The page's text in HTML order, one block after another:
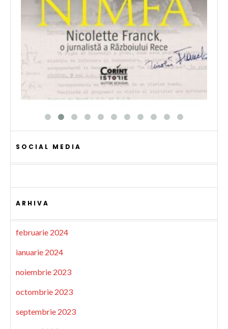
SOCIAL MEDIA
ARHIVA
februarie 2024
ianuarie 2024
noiembrie 2023
octombrie 2023
septembrie 2023